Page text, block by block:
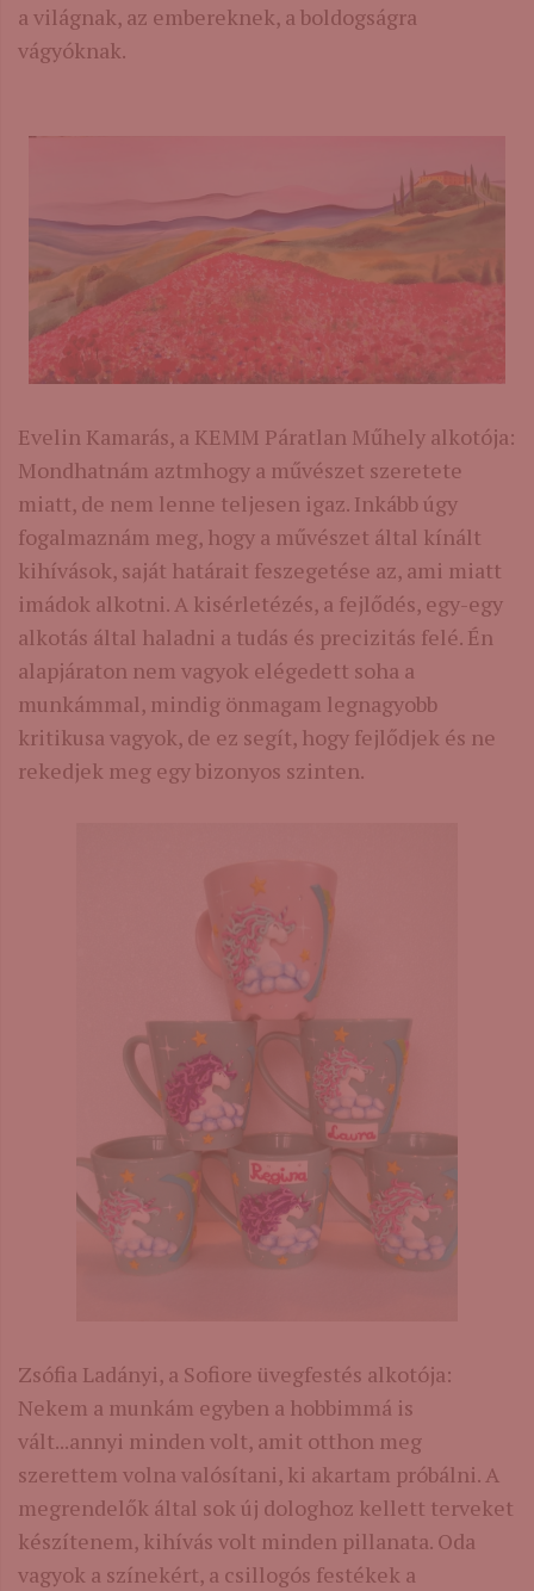
a világnak, az embereknek, a boldogságra
vágyóknak.
Evelin Kamarás, a KEMM Páratlan Műhely alkotója:
Mondhatnám aztmhogy a művészet szeretete
miatt, de nem lenne teljesen igaz. Inkább úgy
fogalmaznám meg, hogy a művészet által kínált
kihívások, saját határait feszegetése az, ami miatt
imádok alkotni. A kisérletézés, a fejlődés, egy-egy
alkotás által haladni a tudás és precizitás felé. Én
alapjáraton nem vagyok elégedett soha a
munkámmal, mindig önmagam legnagyobb
kritikusa vagyok, de ez segít, hogy fejlődjek és ne
rekedjek meg egy bizonyos szinten.
Zsófia Ladányi, a Sofiore üvegfestés alkotója:
Nekem a munkám egyben a hobbimmá is
vált...annyi minden volt, amit otthon meg
szerettem volna valósítani, ki akartam próbálni. A
megrendelők által sok új dologhoz kellett terveket
készítenem, kihívás volt minden pillanata. Oda
vagyok a színekért, a csillogós festékek a